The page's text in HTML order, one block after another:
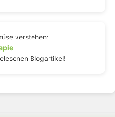
verstehen:
Blogartikel!